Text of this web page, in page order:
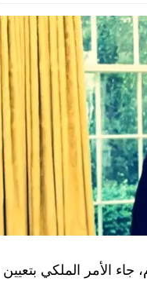
الأمر الملكي بتعيين